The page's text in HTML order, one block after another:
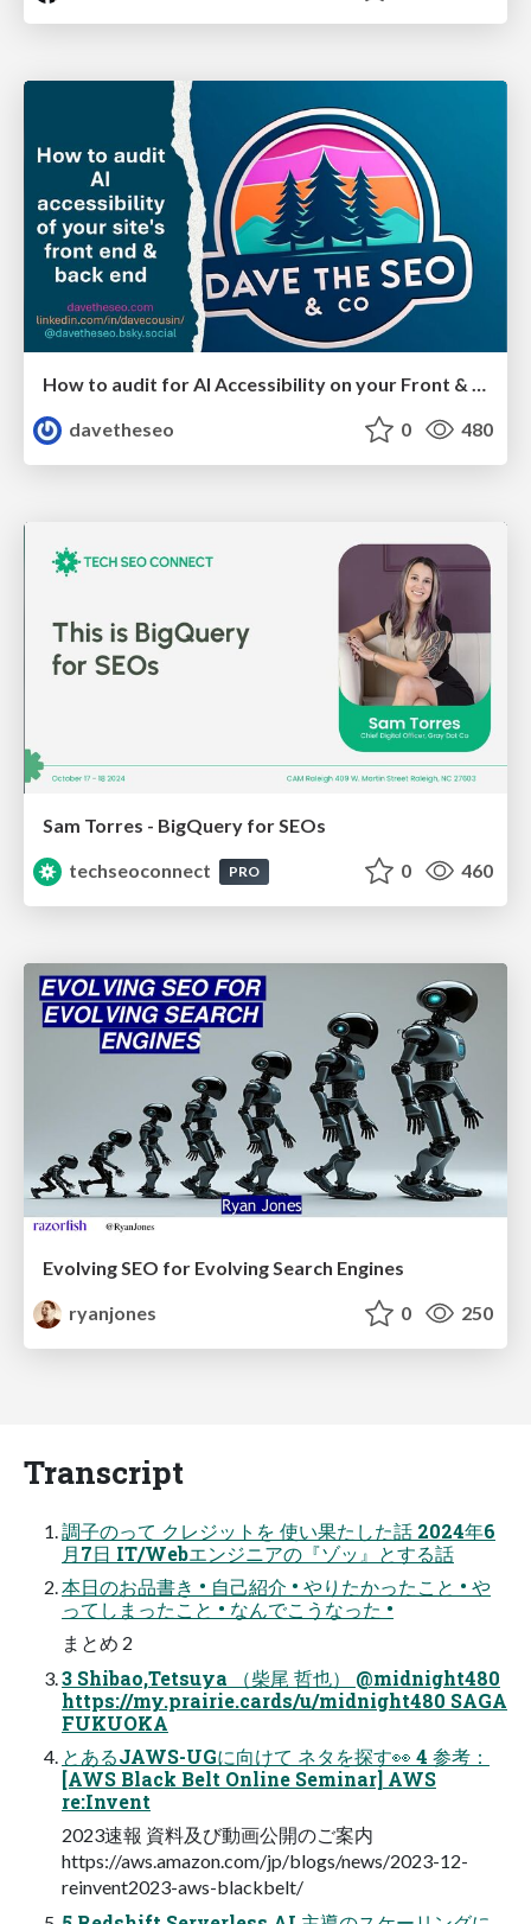
How to audit for AI Accessibility on your Front & Back End
davetheseo
0 480
Sam Torres - BigQuery for SEOs
techseoconnect
PRO 0 460
Evolving SEO for Evolving Search Engines
ryanjones
0 250
Transcript
調子のって クレジットを 使い果たした話 2024年6
月7日 IT/Webエンジニアの『ゾッ』とする話
本日のお品書き • 自己紹介 • やりたかったこと • や
ってしまったこと • なんでこうなった •
まとめ 2
3 Shibao,Tetsuya （柴尾 哲也） @midnight480
https://my.prairie.cards/u/midnight480 SAGA
FUKUOKA
とあるJAWS-UGに向けて ネタを探す👀 4 参考：
[AWS Black Belt Online Seminar] AWS
re:Invent
2023速報 資料及び動画公開のご案内
https://aws.amazon.com/jp/blogs/news/2023-12-
reinvent2023-aws-blackbelt/